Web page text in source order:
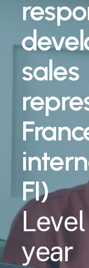
sales
FI)
Level
year